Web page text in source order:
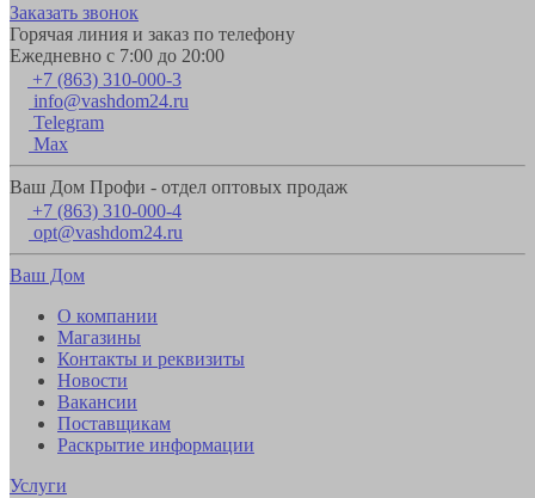
Заказать звонок
Горячая линия и заказ по телефону
Ежедневно с 7:00 до 20:00
+7 (863) 310-000-3
info@vashdom24.ru
Telegram
Max
Ваш Дом Профи - отдел оптовых продаж
+7 (863) 310-000-4
opt@vashdom24.ru
Ваш Дом
О компании
Магазины
Контакты и реквизиты
Новости
Вакансии
Поставщикам
Раскрытие информации
Услуги